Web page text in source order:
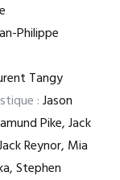
Philippe
Tangy
:Jason
Pike, Jack
Reynor, Mia
Stephen